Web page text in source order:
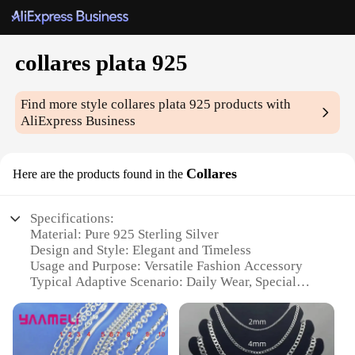
collares plata 925
Find more stylecollares plata 925 products with
AliExpress Business
Here are the products found in the Collares
Specifications:
Material: Pure 925 Sterling Silver
Design and Style: Elegant and Timeless
Usage and Purpose: Versatile Fashion Accessory
Typical Adaptive Scenario: Daily Wear, Special
Shape or Size or Weight or Quantity: Available in
Various Sizes and Weights
Performance and Property: Hypoallergenic and